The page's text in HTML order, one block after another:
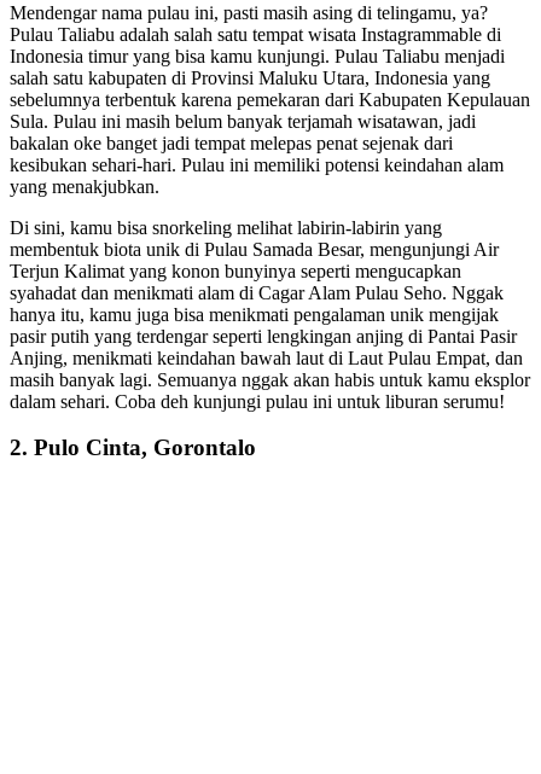
Mendengar nama pulau ini, pasti masih asing di telingamu, ya?
Pulau Taliabu adalah salah satu tempat wisata Instagrammable di
Indonesia timur yang bisa kamu kunjungi. Pulau Taliabu menjadi
salah satu kabupaten di Provinsi Maluku Utara, Indonesia yang
sebelumnya terbentuk karena pemekaran dari Kabupaten Kepulauan
Sula. Pulau ini masih belum banyak terjamah wisatawan, jadi
bakalan oke banget jadi tempat melepas penat sejenak dari
kesibukan sehari-hari. Pulau ini memiliki potensi keindahan alam
yang menakjubkan.
Di sini, kamu bisa snorkeling melihat labirin-labirin yang
membentuk biota unik di Pulau Samada Besar, mengunjungi Air
Terjun Kalimat yang konon bunyinya seperti mengucapkan
syahadat dan menikmati alam di Cagar Alam Pulau Seho. Nggak
hanya itu, kamu juga bisa menikmati pengalaman unik mengijak
pasir putih yang terdengar seperti lengkingan anjing di Pantai Pasir
Anjing, menikmati keindahan bawah laut di Laut Pulau Empat, dan
masih banyak lagi. Semuanya nggak akan habis untuk kamu eksplor
dalam sehari. Coba deh kunjungi pulau ini untuk liburan serumu!
2. Pulo Cinta, Gorontalo